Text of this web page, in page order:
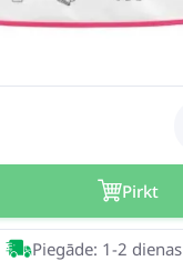
Pirkt
Piegāde: 1-2 dienas